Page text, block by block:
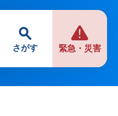
さがす 緊急・災害